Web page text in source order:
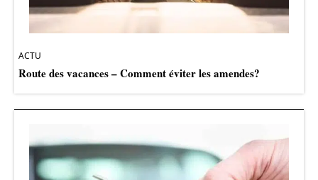
ACTU
Route des vacances – Comment éviter les amendes?